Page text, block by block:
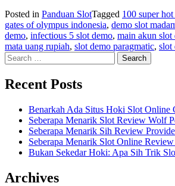
Posted in Panduan SlotTagged 100 super
gates of olympus indonesia, demo slot
demo, infectious 5 slot demo, main akun slot
mata uang rupiah, slot demo paragmatic, slot
Search
for:
Recent Posts
Benarkah Ada Situs Hoki Slot Online
Seberapa Menarik Slot Review Wolf
Seberapa Menarik Sih Review
Seberapa Menarik Slot Online
Bukan Sekedar Hoki: Apa Sih Trik
Archives